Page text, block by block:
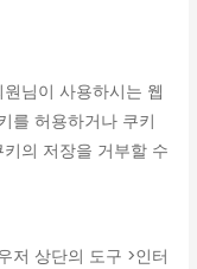
님이 사용하시는 웹
를 허용하거나 쿠키
의 저장을 거부할 수
저 상단의 도구 >인터